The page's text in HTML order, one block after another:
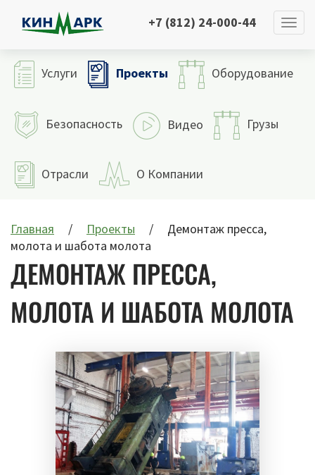
+7 (812) 24-000-44
Услуги Проекты Оборудование
Безопасность Видео Грузы
Отрасли О Компании
Главная Проекты
Демонтаж пресса,
молота и шабота молота
ДЕМОНТАЖ ПРЕССА,
МОЛОТА И ШАБОТА МОЛОТА